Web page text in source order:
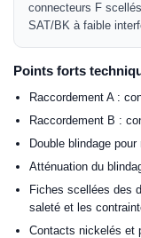
connecteurs F
SAT/BK à faible
Points forts
Raccordement A :
Raccordement B :
Double blindage
Atténuation du
Fiches scellées des
saleté et les
Contacts nickelés et